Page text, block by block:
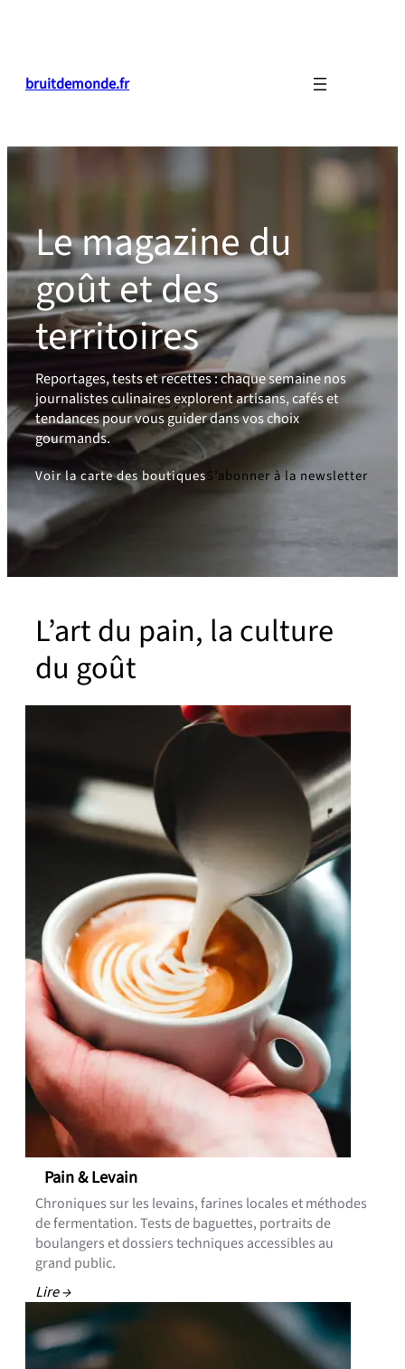
bruitdemonde.fr
Le magazine du
goût et des
territoires
Reportages, tests et recettes : chaque semaine nos
journalistes culinaires explorent artisans, cafés et
tendances pour vous guider dans vos choix
gourmands.
Voir la carte des boutiquesS’abonner à la newsletter
L’art du pain, la culture
du goût
Pain & Levain
Chroniques sur les levains, farines locales et méthodes
de fermentation. Tests de baguettes, portraits de
boulangers et dossiers techniques accessibles au
grand public.
Lire →